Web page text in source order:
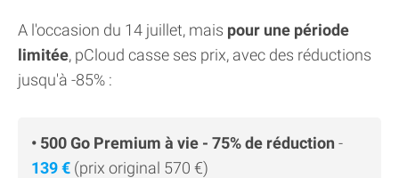
A l'occasion du 14 juillet, mais pour une période
limitée, pCloud casse ses prix, avec des réductions
jusqu'à -85% :
• 500 Go Premium à vie - 75% de réduction -
139 € (prix original 570 €)